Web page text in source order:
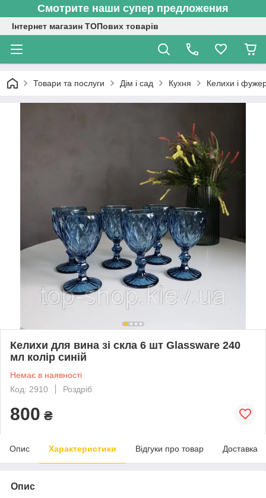
Смотрите наши супер предложения
Інтернет магазин ТОПових товарів
Товари та послуги Дім і сад Кухня Келихи і
Келихи для вина зі скла 6 шт Glassware 240
мл колір синій
Немає в наявності
Код: 2910
Роздріб
800 ₴
Опис Характеристики Відгуки про товар Доставка
Опис